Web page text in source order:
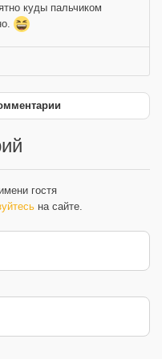
куды пальчиком
гостя
на сайте.